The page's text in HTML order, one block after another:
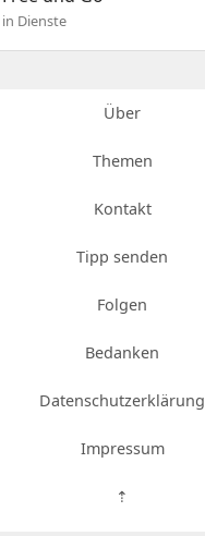
in Dienste
Über
Themen
Kontakt
Tipp senden
Folgen
Bedanken
Datenschutzerklärung
Impressum
⇡